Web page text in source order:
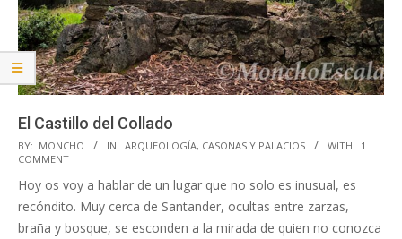
El Castillo del Collado
2021-
06-
10
BY: MONCHO IN: ARQUEOLOGÍA, CASONAS Y PALACIOS WITH: 1
COMMENT
Hoy os voy a hablar de un lugar que no solo es inusual, es
recóndito. Muy cerca de Santander, ocultas entre zarzas,
braña y bosque, se esconden a la mirada de quien no conozca